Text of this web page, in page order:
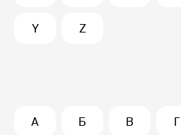
Y Z
А Б В Г